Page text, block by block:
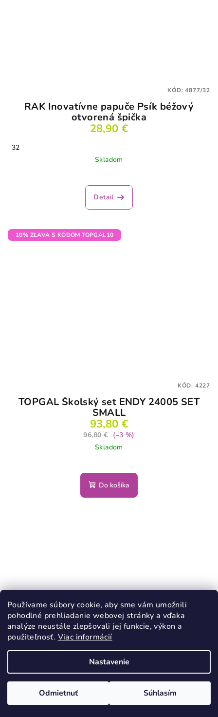
Používame súbory cookie, aby sme vám umožnili
pohodlné prehliadanie webovej stránky a vďaka
analýze neustále zlepšovali jej funkcie, výkon a
použiteľnosť. Viac informácií
Nastavenie
Odmietnuť Súhlasím
RAK Inovatívne papuče Psík béžový
otvorená špička
28,90 €
32
Skladom
Detail
KÓD:4877/32
10% ZĽAVA S KÓDOM TOPGAL10
TOPGAL Školský set ENDY 24005 SET
SMALL
93,80 €
96,80 €
(–3 %)
Skladom
Do košíka
KÓD: 4227
RAK Inovatívne papuče Riflové otvorená
špička
KÓD:51416/23